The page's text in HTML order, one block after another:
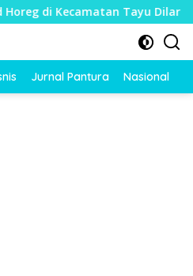
Tayu Dilarang
Jurnal Pantura Nasional